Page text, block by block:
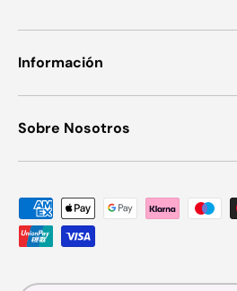
Información
Sobre Nosotros
Formas de pago aceptadas